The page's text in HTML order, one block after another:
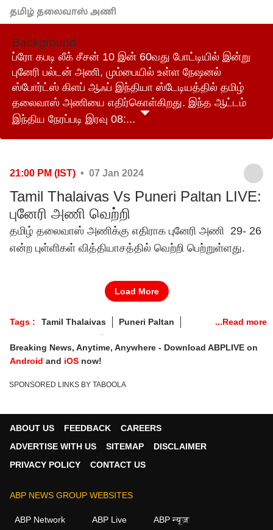
தமிழ் தலைவாஸ் அணி
Background
ப்ரோ கபடி லீக் சீசன் 10 இன் 60வது போட்டியில் இன்று
புனேரி பல்டன் அணி, மும்பையில் உள்ள நேஷனல்
ஸ்போர்ட்ஸ் கிளப் ஆஃப் இந்தியா ஸ்டேடியத்தில் தமிழ்
தலைவாஸ் அணியை எதிர்கொள்கிறது. இந்த ஆட்டம்
இந்திய நேரப்படி இரவு 08:...
21:00 PM (IST) • 07 Jan 2024
Tamil Thalaivas Vs Puneri Paltan LIVE:
புனேரி அணி வெற்றி
தமிழ் தலைவாஸ் அணிக்கு எதிராக புனேரி அணி 29- 26
என்ற புள்ளிகள் வித்தியாசத்தில் வெற்றி பெற்றுள்ளது.
Load More
Tags : Tamil Thalaivas
Puneri Paltan
Tamil Thalaivas Vs Puneri Paltan LIVE
Breaking News, Anytime, Anywhere - Download ABPLIVE on
Android and iOS now!
SPONSORED LINKS BY TABOOLA
ABOUT US FEEDBACK
CAREERS
ADVERTISE WITH US
SITEMAP
DISCLAIMER
PRIVACY POLICY
CONTACT US
ABP NEWS GROUP WEBSITES
ABP Network ABP Live ABP न्यूज़